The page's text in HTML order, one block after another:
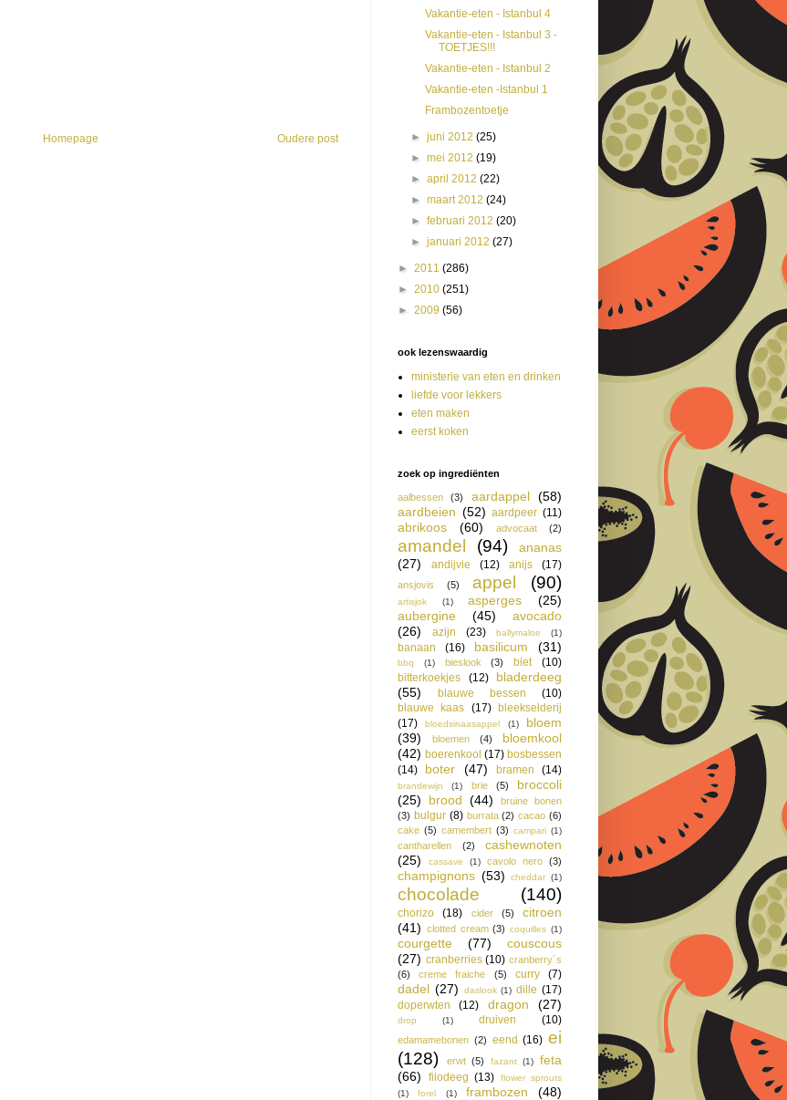
Oudere post
Homepage
Vakantie-eten - Istanbul 4
Vakantie-eten - Istanbul 3 -
TOETJES!!!
Vakantie-eten - Istanbul 2
Vakantie-eten -Istanbul 1
Frambozentoetje
►juni 2012(25)
►mei 2012(19)
►april 2012(22)
►maart 2012(24)
►februari 2012(20)
►januari 2012(27)
► 2011 (286)
► 2010 (251)
► 2009 (56)
ook lezenswaardig
ministerie van eten en drinken
liefde voor lekkers
eten maken
eerst koken
zoek op ingrediënten
aalbessen (3) aardappel (58)
aardbeien (52) aardpeer (11)
abrikoos (60) advocaat (2)
amandel (94)
ananas
(27)
andijvie (12) anijs (17)
ansjovis (5) appel (90)
artisjok (1) asperges
(25)
aubergine
(45)
avocado
(26)
azijn (23) ballymaloe (1)
banaan (16) basilicum (31)
bbq (1) bieslook (3) biet
(10)
bitterkoekjes
(12)
bladerdeeg
(55)
blauwe bessen
(10)
blauwe kaas (17) bleekselderij
(17)
bloedsinaasappel (1)
bloem
(39)
bloemen (4)
bloemkool
(42) boerenkool (17) bosbessen
(14)
boter (47) bramen (14)
brandewijn (1) brie (5)
broccoli
(25)
brood (44)
bruine bonen
(3) bulgur (8) burrata (2) cacao (6)
cake (5) camembert (3) campari (1)
cantharellen (2)
cashewnoten
(25)
cassave (1) cavolo nero (3)
champignons (53) cheddar (1)
chocolade (140)
chorizo (18) cider (5)
citroen
(41) clotted cream (3) coquilles (1)
courgette (77)
couscous
(27) cranberries (10) cranberry´s
(6)
creme fraiche (5) curry (7)
dadel (27) daslook (1) dille (17)
doperwten
(12) dragon (27)
drop (1) druiven (10)
edamamebonen (2) eend (16) ei
(128)
erwt (5) fazant (1)
feta
(66)
filodeeg (13)
flower sprouts
(1)
forel (1) frambozen (48)